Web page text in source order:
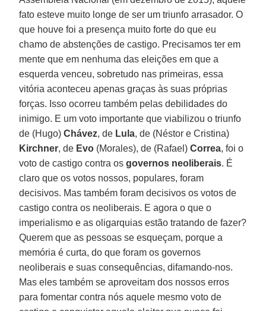
fato esteve muito longe de ser um triunfo arrasador. O
que houve foi a presença muito forte do que eu
chamo de abstenções de castigo. Precisamos ter em
mente que em nenhuma das eleições em que a
esquerda venceu, sobretudo nas primeiras, essa
vitória aconteceu apenas graças às suas próprias
forças. Isso ocorreu também pelas debilidades do
inimigo. E um voto importante que viabilizou o triunfo
de (Hugo)Chávez, de Lula, de (Néstor e Cristina)
Kirchner, de Evo (Morales), de (Rafael)Correa, foi o
voto de castigo contra osgovernos neoliberais. É
claro que os votos nossos, populares, foram
decisivos. Mas também foram decisivos os votos de
castigo contra os neoliberais. E agora o que o
imperialismo e as oligarquias estão tratando de fazer?
Querem que as pessoas se esqueçam, porque a
memória é curta, do que foram os governos
neoliberais e suas consequências, difamando-nos.
Mas eles também se aproveitam dos nossos erros
para fomentar contra nós aquele mesmo voto de